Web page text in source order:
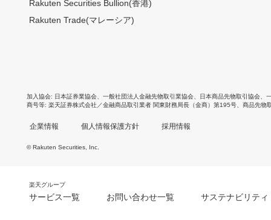
Rakuten Securities Bullion(香港)
Rakuten Trade(マレーシア)
加入協会 日本証券業協会 一般社団法人金融先物取引業協会 日本商品先物取引協会
商号等 楽天証券株式会社／金融商品取引業者 関東財務局長（金商）第195号、商品先物
企業情報 個人情報保護方針 採用情報
© Rakuten Securities, Inc.
楽天グループ
サービス一覧 お問い合わせ一覧 サステナビリティ